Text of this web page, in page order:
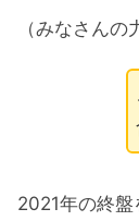
（みなさん
2021年の終